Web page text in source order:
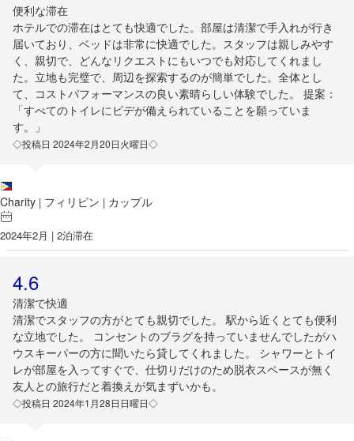
便利な滞在
ホテルでの滞在はとても快適でした。部屋は清潔で手入れが行き
届いており、ベッドは非常に快適でした。スタッフは親しみやす
く、親切で、どんなリクエストにもいつでも対応してくれまし
た。立地も完璧で、周辺を探索するのが簡単でした。全体とし
て、コストパフォーマンスの良い素晴らしい体験でした。 提案：
「すべてのトイレにビデが備えられていることを願っていま
す。」
◇投稿日 2024年2月20日火曜日◇
Charity | フィリピン | カップル
2024年2月 | 2泊滞在
4.6
清潔で快適
清潔でスタッフの方がとても親切でした。 駅から近くとても便利
な立地でした。 コンセントのブラグを持っていませんでしたがハ
ウスキーパーの方に聞いたら貸してくれました。 シャワーとトイ
レが部屋を入ってすぐで、仕切りだけのため脱衣スペースが無く
友人との旅行だと着換えが気まずいかも。
◇投稿日 2024年1月28日日曜日◇